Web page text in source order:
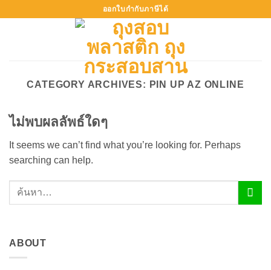
ออกใบกำกับภาษีได้
CATEGORY ARCHIVES: PIN UP AZ ONLINE
ไม่พบผลลัพธ์ใดๆ
It seems we can’t find what you’re looking for. Perhaps
searching can help.
ABOUT